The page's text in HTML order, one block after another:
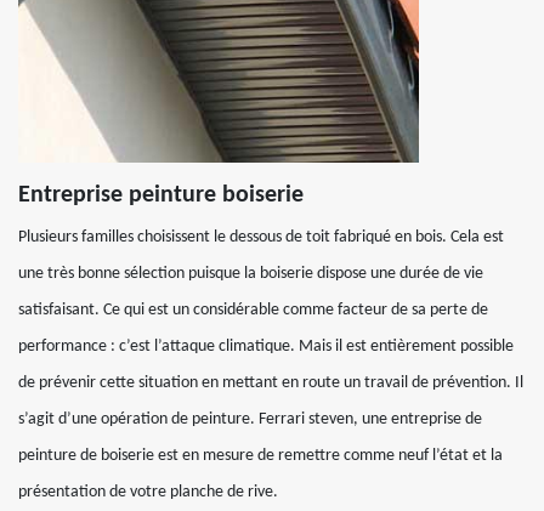
Entreprise peinture boiserie
Plusieurs familles choisissent le dessous de toit fabriqué en bois. Cela est
une très bonne sélection puisque la boiserie dispose une durée de vie
satisfaisant. Ce qui est un considérable comme facteur de sa perte de
performance : c’est l’attaque climatique. Mais il est entièrement possible
de prévenir cette situation en mettant en route un travail de prévention. Il
s’agit d’une opération de peinture. Ferrari steven, une entreprise de
peinture de boiserie est en mesure de remettre comme neuf l’état et la
présentation de votre planche de rive.